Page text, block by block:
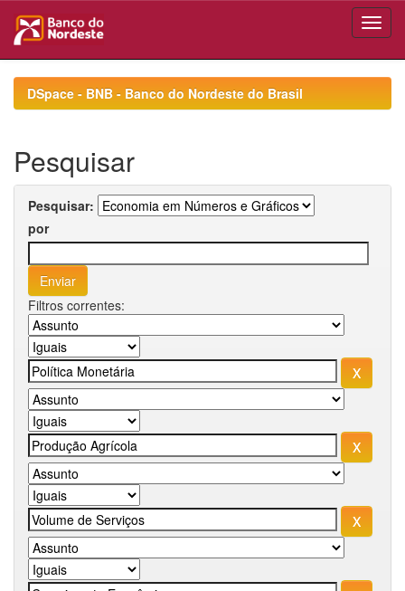
navigationDSpace - BNB - Banco do Nordeste do Brasil
Pesquisar
Pesquisar:
por
Filtros correntes: